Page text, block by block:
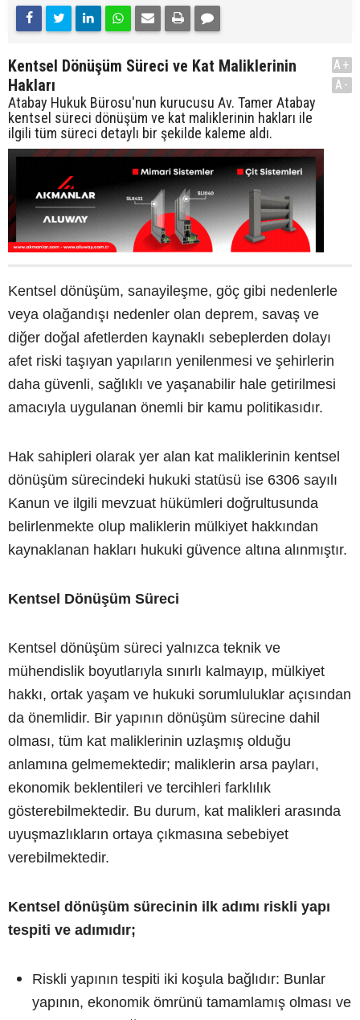
Kentsel Dönüşüm Süreci ve Kat Maliklerinin
Hakları
Atabay Hukuk Bürosu'nun kurucusu Av. Tamer Atabay
kentsel süreci dönüşüm ve kat maliklerinin hakları ile
ilgili tüm süreci detaylı bir şekilde kaleme aldı.
A+
A-
Kentsel dönüşüm, sanayileşme, göç gibi nedenlerle
veya olağandışı nedenler olan deprem, savaş ve
diğer doğal afetlerden kaynaklı sebeplerden dolayı
afet riski taşıyan yapıların yenilenmesi ve şehirlerin
daha güvenli, sağlıklı ve yaşanabilir hale getirilmesi
amacıyla uygulanan önemli bir kamu politikasıdır.
Hak sahipleri olarak yer alan kat maliklerinin kentsel
dönüşüm sürecindeki hukuki statüsü ise 6306 sayılı
Kanun ve ilgili mevzuat hükümleri doğrultusunda
belirlenmekte olup maliklerin mülkiyet hakkından
kaynaklanan hakları hukuki güvence altına alınmıştır.
Kentsel Dönüşüm Süreci
Kentsel dönüşüm süreci yalnızca teknik ve
mühendislik boyutlarıyla sınırlı kalmayıp, mülkiyet
hakkı, ortak yaşam ve hukuki sorumluluklar açısından
da önemlidir. Bir yapının dönüşüm sürecine dahil
olması, tüm kat maliklerinin uzlaşmış olduğu
anlamına gelmemektedir; maliklerin arsa payları,
ekonomik beklentileri ve tercihleri farklılık
gösterebilmektedir. Bu durum, kat malikleri arasında
uyuşmazlıkların ortaya çıkmasına sebebiyet
verebilmektedir.
Kentsel dönüşüm sürecinin ilk adımı riskli yapı
tespiti ve adımıdır;
Riskli yapının tespiti iki koşula bağlıdır: Bunlar
yapının, ekonomik ömrünü tamamlamış olması ve